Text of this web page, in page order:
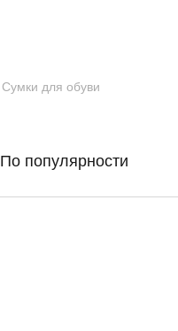
Сумки для обуви
По популярности